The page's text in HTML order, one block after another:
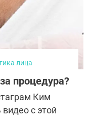
лица
процедура?
Ким
с этой